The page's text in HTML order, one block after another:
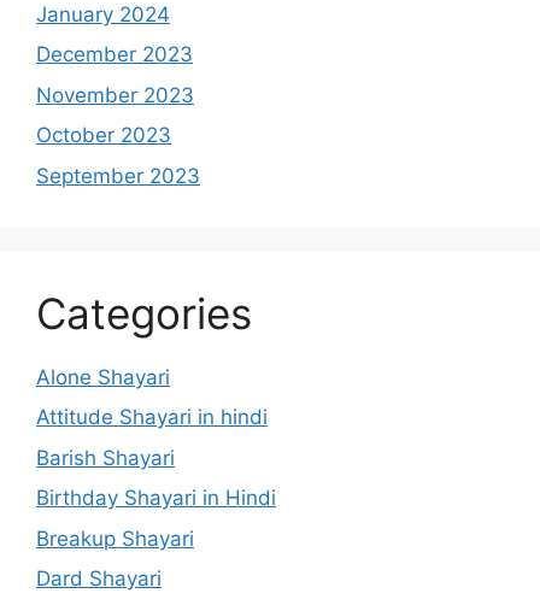
January 2024
December 2023
November 2023
October 2023
September 2023
Categories
Alone Shayari
Attitude Shayari in hindi
Barish Shayari
Birthday Shayari in Hindi
Breakup Shayari
Dard Shayari